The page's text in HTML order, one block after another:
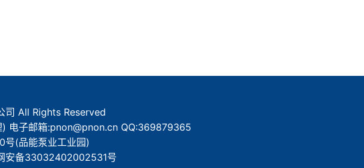
All Rights Reserved
子邮箱:pnon@pnon.cn QQ:369879365
号(品能泵业工业园)
安备33032402002531号